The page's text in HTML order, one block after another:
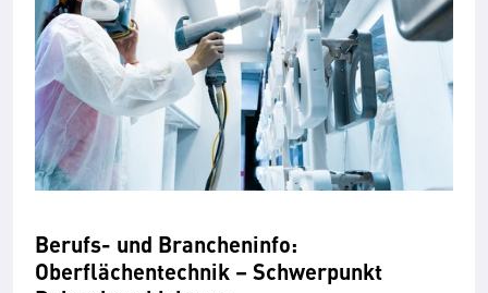
Berufs- und Brancheninfo:
Oberflächentechnik – Schwerpunkt